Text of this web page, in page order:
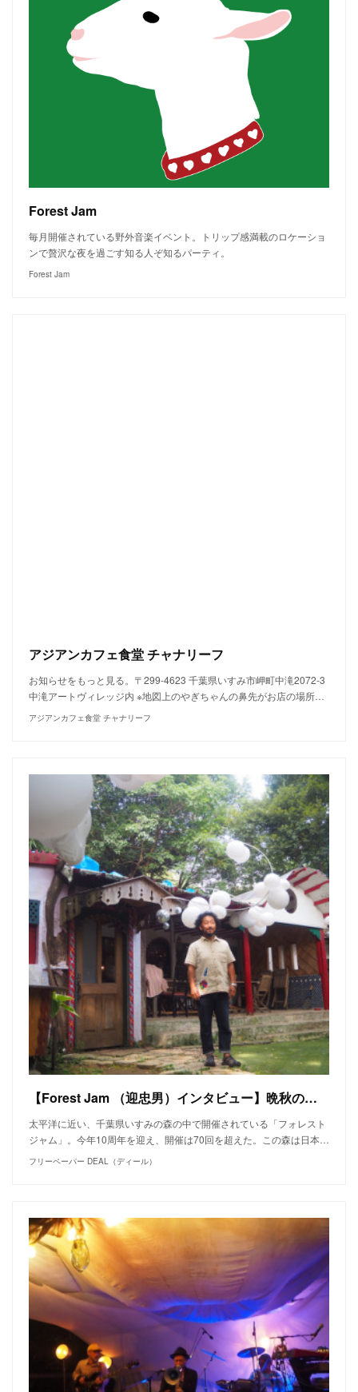
Forest Jam
毎月開催されている野外音楽イベント。トリップ感満載のロケーショ
ンで贅沢な夜を過ごす知る人ぞ知るパーティ。
Forest Jam
アジアンカフェ食堂 チャナリーフ
お知らせをもっと見る。〒299-4623 千葉県いすみ市岬町中滝2072-3
中滝アートヴィレッジ内 ※地図上のやぎちゃんの鼻先がお店の場所…
アジアンカフェ食堂 チャナリーフ
【Forest Jam （迎忠男）インタビュー】晩秋の森のなかで響くリアル＆レベルミュージック。
太平洋に近い、千葉県いすみの森の中で開催されている「フォレスト
ジャム」。今年10周年を迎え、開催は70回を超えた。この森は日本…
フリーペーパー DEAL（ディール）